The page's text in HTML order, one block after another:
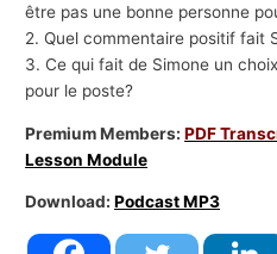
être pas une bonne personne
2. Quel commentaire positif fait
3. Ce qui fait de Simone un
pour le poste?
Premium Members:PDF
Lesson Module
Download:Podcast MP3